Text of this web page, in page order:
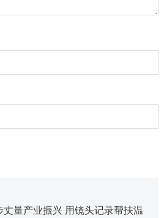
量产业振兴 用镜头记录帮扶温